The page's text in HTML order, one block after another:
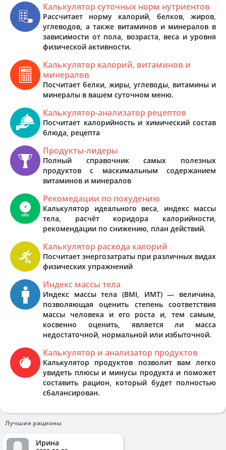
Калькулятор суточных норм нутриентов
Рассчитает норму калорий, белков, жиров,
углеводов, а также витаминов и минералов в
зависимости от пола, возраста, веса и уровня
физической активности.
Калькулятор калорий, витаминов и
минералов
Посчитает белки, жиры, углеводы, витамины и
минералы в вашем суточном меню.
Калькулятор-анализатор рецептов
Посчитает калорийность и химический состав
блюда, рецепта
Продукты-лидеры
Полный справочник самых полезных
продуктов с маскимальным содержанием
витаминов и минералов
Рекомедации по похудению
Калькулятор идеального веса, индекс массы
тела, расчёт коридора калорийности,
рекомендации по снижению, план действий.
Калькулятор расхода калорий
Посчитает энергозатраты при различных видах
физических упражнений
Индекс массы тела
Индекс массы тела (BMI, ИМТ) — величина,
позволяющая оценить степень соответствия
массы человека и его роста и, тем самым,
косвенно оценить, является ли масса
недостаточной, нормальной или избыточной.
Калькулятор и анализатор продуктов
Калькулятор продуктов позволит вам легко
увидеть плюсы и минусы продукта и поможет
составить рацион, который будет полностью
сбалансирован.
Лучшие рационы
Ирина